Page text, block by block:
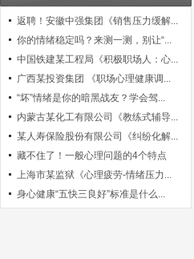
返聘！安徽中强集团《销售压力缓解...
你的情绪稳定吗？来测一测，别让“...
中国铁建某工程局《积极职场人：心...
广西某投资集团 《职场心理健康调...
“坏”情绪是你的暗黑战友？学会驾...
内蒙古某化工有限公司《教练式辅导...
某人寿保险股份有限公司《纠纷化解...
藏不住了！一般心理问题的4个特点
上海市某监狱《心理疲劳-情绪压力...
身心健康“五快三良好”标准是什么...